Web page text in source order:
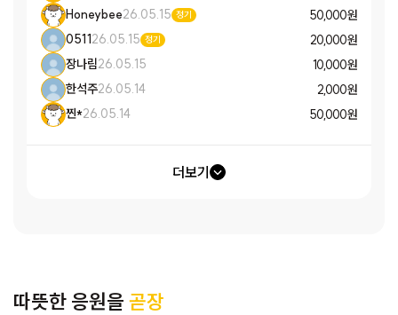
Honeybee26.05.15 정기
50,000 원
051126.05.15 정기
20,000 원
장나림26.05.15
10,000 원
한석주26.05.14
2,000 원
찐*26.05.14 50,000 원
더보기
따뜻한 응원을 곧장